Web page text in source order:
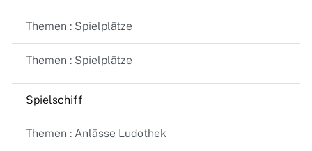
Themen : Spielplätze
Themen : Spielplätze
Spielschiff
Themen : Anlässe Ludothek